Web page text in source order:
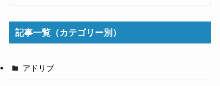
記事一覧（カテゴリー別）
アドリブ